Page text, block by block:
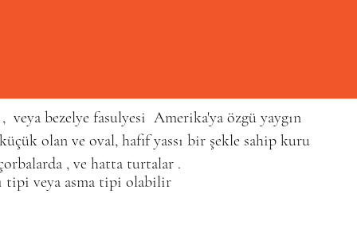
bezelye fasulyesi Amerika'ya özgü yaygın
olan ve oval, hafif yassı bir şekle sahip kuru
, ve hattaturtalar.
tipi veya asma tipi olabilir